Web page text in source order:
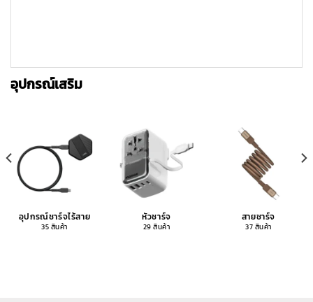
อุปกรณ์เสริม
อุปกรณ์ชาร์จไร้สาย
35 สินค้า
หัวชาร์จ
29 สินค้า
สายชาร์จ
37 สินค้า